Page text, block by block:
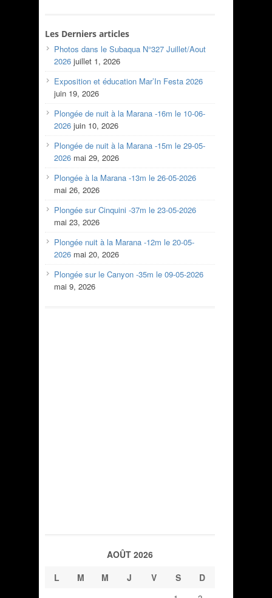
Les Derniers articles
Photos dans le Subaqua N°327 Juillet/Aout
2026 juillet 1, 2026
Exposition et éducation Mar’In Festa 2026
juin 19, 2026
Plongée de nuit à la Marana -16m le 10-06-
2026 juin 10, 2026
Plongée de nuit à la Marana -15m le 29-05-
2026 mai 29, 2026
Plongée à la Marana -13m le 26-05-2026
mai 26, 2026
Plongée sur Cinquini -37m le 23-05-2026
mai 23, 2026
Plongée nuit à la Marana -12m le 20-05-
2026 mai 20, 2026
Plongée sur le Canyon -35m le 09-05-2026
mai 9, 2026
AOÛT 2026
L
M M J V S D